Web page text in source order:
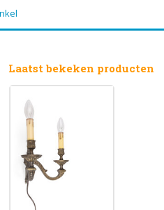
Laatst bekeken producten